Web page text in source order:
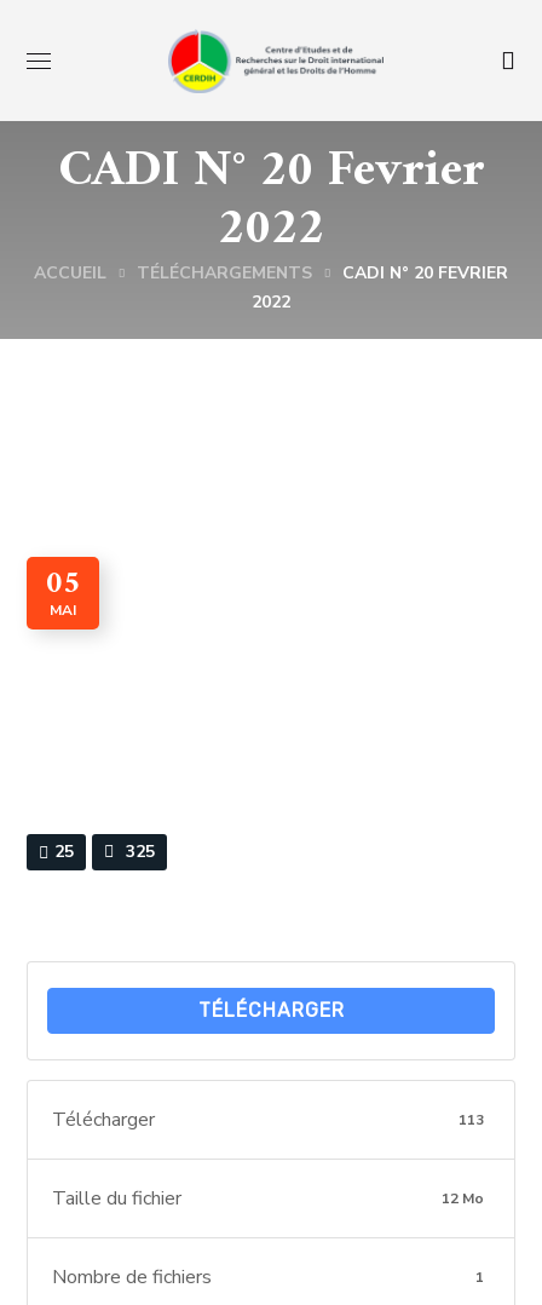
CADI N° 20 Fevrier
2022
ACCUEIL TÉLÉCHARGEMENTS
CADI N° 20 FEVRIER
2022
05
MAI
25 325
TÉLÉCHARGER
Télécharger 113
Taille du fichier 12 Mo
Nombre de fichiers 1